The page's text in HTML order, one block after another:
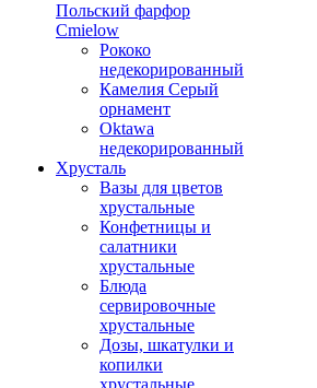
Польский фарфор
Сmielow
Рококо
недекорированный
Камелия Серый
орнамент
Oktawa
недекорированный
Хрусталь
Вазы для цветов
хрустальные
Конфетницы и
салатники
хрустальные
Блюда
сервировочные
хрустальные
Дозы, шкатулки и
копилки
хрустальные